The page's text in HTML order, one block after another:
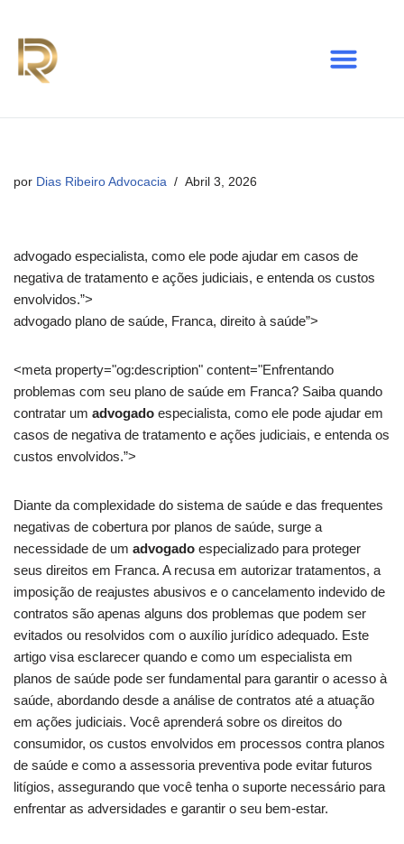
Avançar
para
por Dias Ribeiro Advocacia Abril 3, 2026
advogado especialista, como ele pode ajudar em casos de
negativa de tratamento e ações judiciais, e entenda os custos
envolvidos.”>
advogado plano de saúde, Franca, direito à saúde”>
<meta property="og:description" content="Enfrentando
problemas com seu plano de saúde em Franca? Saiba quando
contratar um advogado especialista, como ele pode ajudar em
casos de negativa de tratamento e ações judiciais, e entenda os
custos envolvidos.”>
Diante da complexidade do sistema de saúde e das frequentes
negativas de cobertura por planos de saúde, surge a
necessidade de um advogado especializado para proteger
seus direitos em Franca. A recusa em autorizar tratamentos, a
imposição de reajustes abusivos e o cancelamento indevido de
contratos são apenas alguns dos problemas que podem ser
evitados ou resolvidos com o auxílio jurídico adequado. Este
artigo visa esclarecer quando e como um especialista em
planos de saúde pode ser fundamental para garantir o acesso à
saúde, abordando desde a análise de contratos até a atuação
em ações judiciais. Você aprenderá sobre os direitos do
consumidor, os custos envolvidos em processos contra planos
de saúde e como a assessoria preventiva pode evitar futuros
litígios, assegurando que você tenha o suporte necessário para
enfrentar as adversidades e garantir o seu bem-estar.